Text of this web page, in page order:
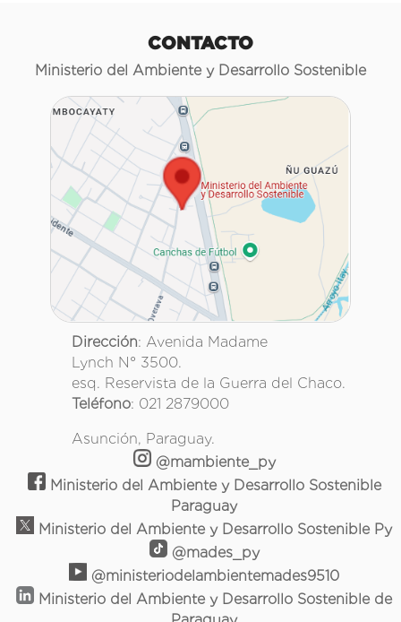
CONTACTO
Ministerio del Ambiente y Desarrollo Sostenible
Dirección: Avenida Madame
Lynch N° 3500.
esq. Reservista de la Guerra del Chaco.
Teléfono: 021 2879000
Asunción, Paraguay.
@mambiente_py
Ministerio del Ambiente y Desarrollo Sostenible
Paraguay
Ministerio del Ambiente y Desarrollo Sostenible Py
@mades_py
@ministeriodelambientemades9510
Ministerio del Ambiente y Desarrollo Sostenible de